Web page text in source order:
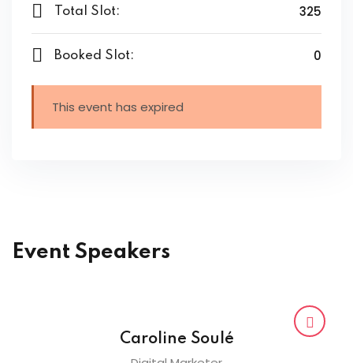
Total Slot: 325
Booked Slot: 0
This event has expired
Event Speakers
Caroline Soulé